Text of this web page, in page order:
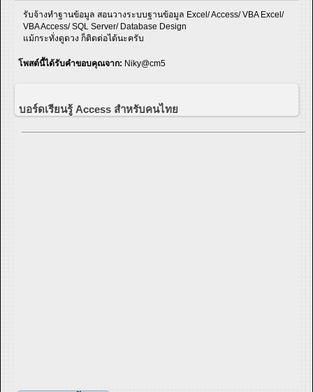
รับจ้างทำฐานข้อมูล สอนวางระบบฐานข้อมูล Excel/ Access/ VBA Excel/
VBA Access/ SQL Server/ Database Design
แม้กระทั่งดูดวง ก็ติดต่อได้นะครับ
โพสต์นี้ได้รับคำขอบคุณจาก: Niky@cm5
บอร์ดเรียนรู้ Access สำหรับคนไทย